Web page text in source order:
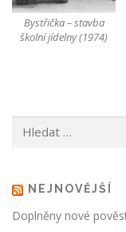
Bystřička – stavba
školní jídelny (1974)
NEJNOVĚJŠÍ
Doplněny nové